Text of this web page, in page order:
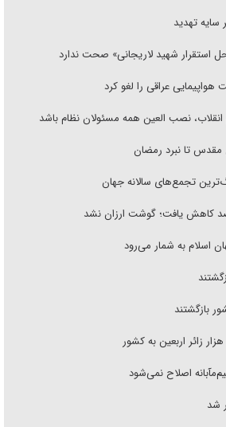
سایه تهدید
استقرار شهید لاریجانی» صحت ندارد
عراقی را لغو کرد
نصب العین همه مسئولان نظام باشد
مقدس تا نبرد رمضان
تجمع‌های سالانه جهان
به شمار می‌رود
اصلاح نمی‌شود
شد